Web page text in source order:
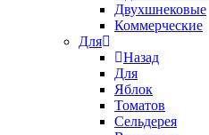
Двухшнековые
Коммерческие
Для
Назад
Для
Яблок
Томатов
Cельдерея